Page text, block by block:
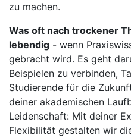
zu machen.
Was oft nach trockener
lebendig - wenn
gebracht wird. Es geht
Beispielen zu verbinden,
Studierende für die
deiner akademischen
Leidenschaft: Mit deiner
Flexibilität gestalten wir